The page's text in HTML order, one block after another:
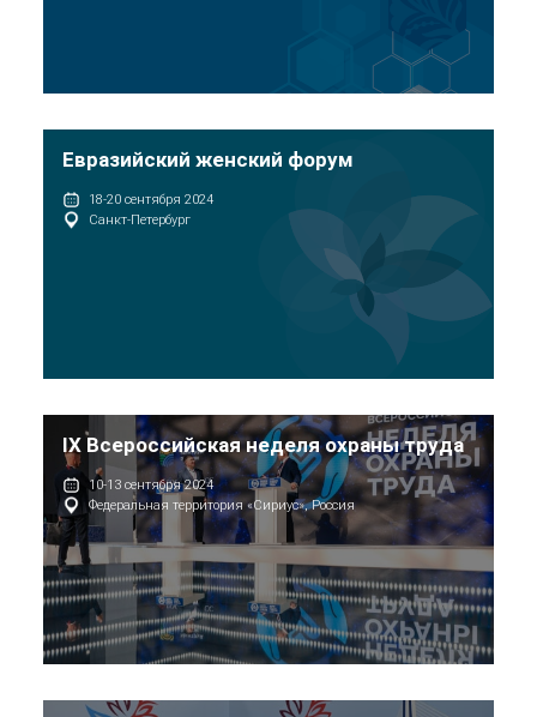
Евразийский женский форум
18-20 сентября 2024
Санкт-Петербург
IX Всероссийская неделя охраны труда
10-13 сентября 2024
Федеральная территория «Сириус», Россия